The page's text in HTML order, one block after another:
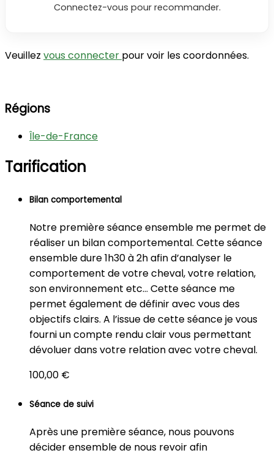
Connectez-vous pour recommander.
Veuillez vous connecter pour voir les coordonnées.
Régions
Île-de-France
Tarification
Bilan comportemental
Notre première séance ensemble me permet de
réaliser un bilan comportemental. Cette séance
ensemble dure 1h30 à 2h afin d’analyser le
comportement de votre cheval, votre relation,
son environnement etc… Cette séance me
permet également de définir avec vous des
objectifs clairs. A l’issue de cette séance je vous
fourni un compte rendu clair vous permettant
dévoluer dans votre relation avec votre cheval.
100,00 €
Séance de suivi
Après une première séance, nous pouvons
décider ensemble de nous revoir afin